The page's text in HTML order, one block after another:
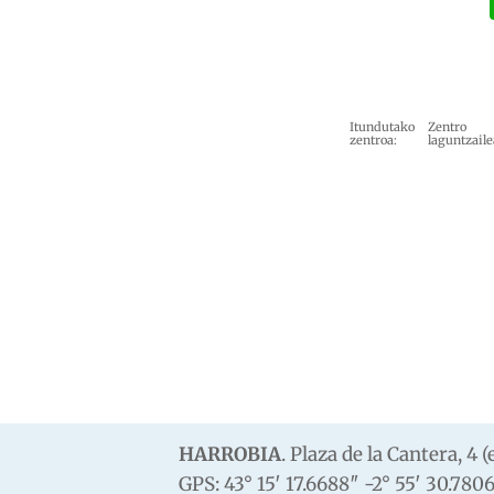
Itundutako
zentroa:
Zentro
HARROBIA. Plaza de la Cantera, 4
GPS: 43° 15′ 17.6688″ -2° 55′